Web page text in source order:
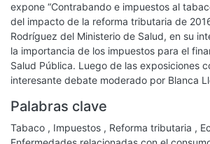
expone “Contrabando e impuestos al
del impacto de la reforma tributaria de
Rodríguez del Ministerio de Salud, en su
la importancia de los impuestos para el
Salud Pública. Luego de las exposiciones
interesante debate moderado por Blanca
Palabras clave
Tabaco , Impuestos , Reforma tributaria ,